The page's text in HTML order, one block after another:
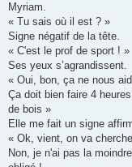
Myriam.
« Tu sais où il est ? »
Signe négatif de la tête.
« C'est le prof de sport ! »
Ses yeux s’agrandissent.
« Oui, bon, ça ne nous
Ça doit bien faire 4
de bois »
Elle me fait un signe
« Ok, vient, on va
Non, je n'ai pas la